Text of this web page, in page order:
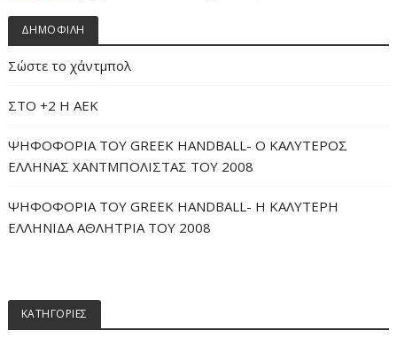
ΔΗΜΟΦΙΛΗ
Σώστε το χάντμπολ
ΣΤΟ +2 Η ΑΕΚ
ΨΗΦΟΦΟΡΙΑ ΤΟΥ GREEK HANDBALL- O ΚΑΛΥΤΕΡΟΣ
ΕΛΛΗΝΑΣ ΧΑΝΤΜΠΟΛΙΣΤΑΣ ΤΟΥ 2008
ΨΗΦΟΦΟΡΙΑ ΤΟΥ GREEK HANDBALL- H ΚΑΛΥΤΕΡΗ
ΕΛΛΗΝΙΔΑ ΑΘΛΗΤΡΙΑ ΤΟΥ 2008
ΚΑΤΗΓΟΡΙΕΣ